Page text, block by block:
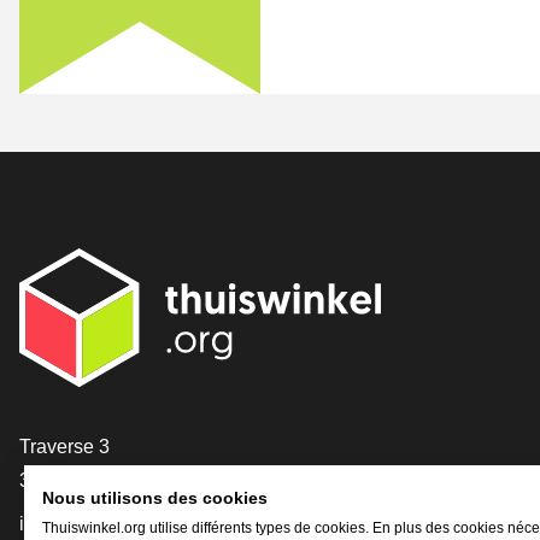
[_General:Contact]
Traverse 3
3905 NL Veenendaal
info@thuiswinkel.org
Nous utilisons des cookies
Thuiswinkel.org utilise différents types de cookies. En plus des cookies